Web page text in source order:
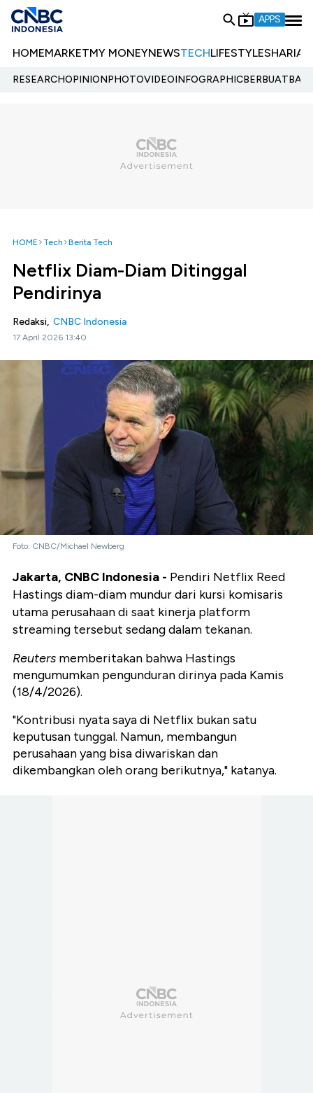
APPS
HOMEMARKETMY MONEYNEWSTECHLIFESTYLESHARIA
RESEARCHOPINIONPHOTOVIDEOINFOGRAPHIC
HOME Tech Berita Tech
Netflix Diam-Diam Ditinggal
Pendirinya
Redaksi, CNBC Indonesia
17 April 2026 13:40
Foto: CNBC/Michael Newberg
Jakarta, CNBC Indonesia - Pendiri Netflix Reed
Hastings diam-diam mundur dari kursi komisaris
utama perusahaan di saat kinerja platform
streaming tersebut sedang dalam tekanan.
Reuters memberitakan bahwa Hastings
mengumumkan pengunduran dirinya pada Kamis
(18/4/2026).
"Kontribusi nyata saya di Netflix bukan satu
keputusan tunggal. Namun, membangun
perusahaan yang bisa diwariskan dan
dikembangkan oleh orang berikutnya," katanya.